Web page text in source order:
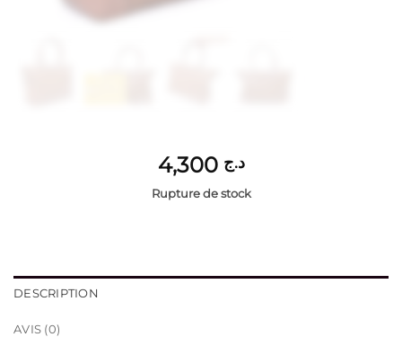
د.ج 4,300
Rupture de stock
DESCRIPTION
AVIS (0)